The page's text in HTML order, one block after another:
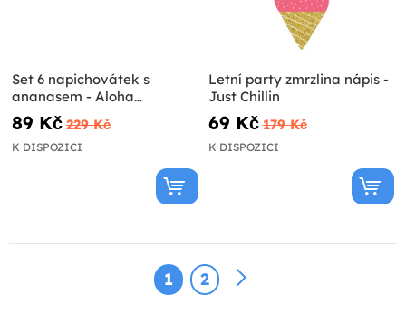
Set 6 napichovátek s
ananasem - Aloha
Collection
89 Kč 229 Kč
K DISPOZICI
Letní party zmrzlina nápis -
Just Chillin
69 Kč 179 Kč
K DISPOZICI
1 2